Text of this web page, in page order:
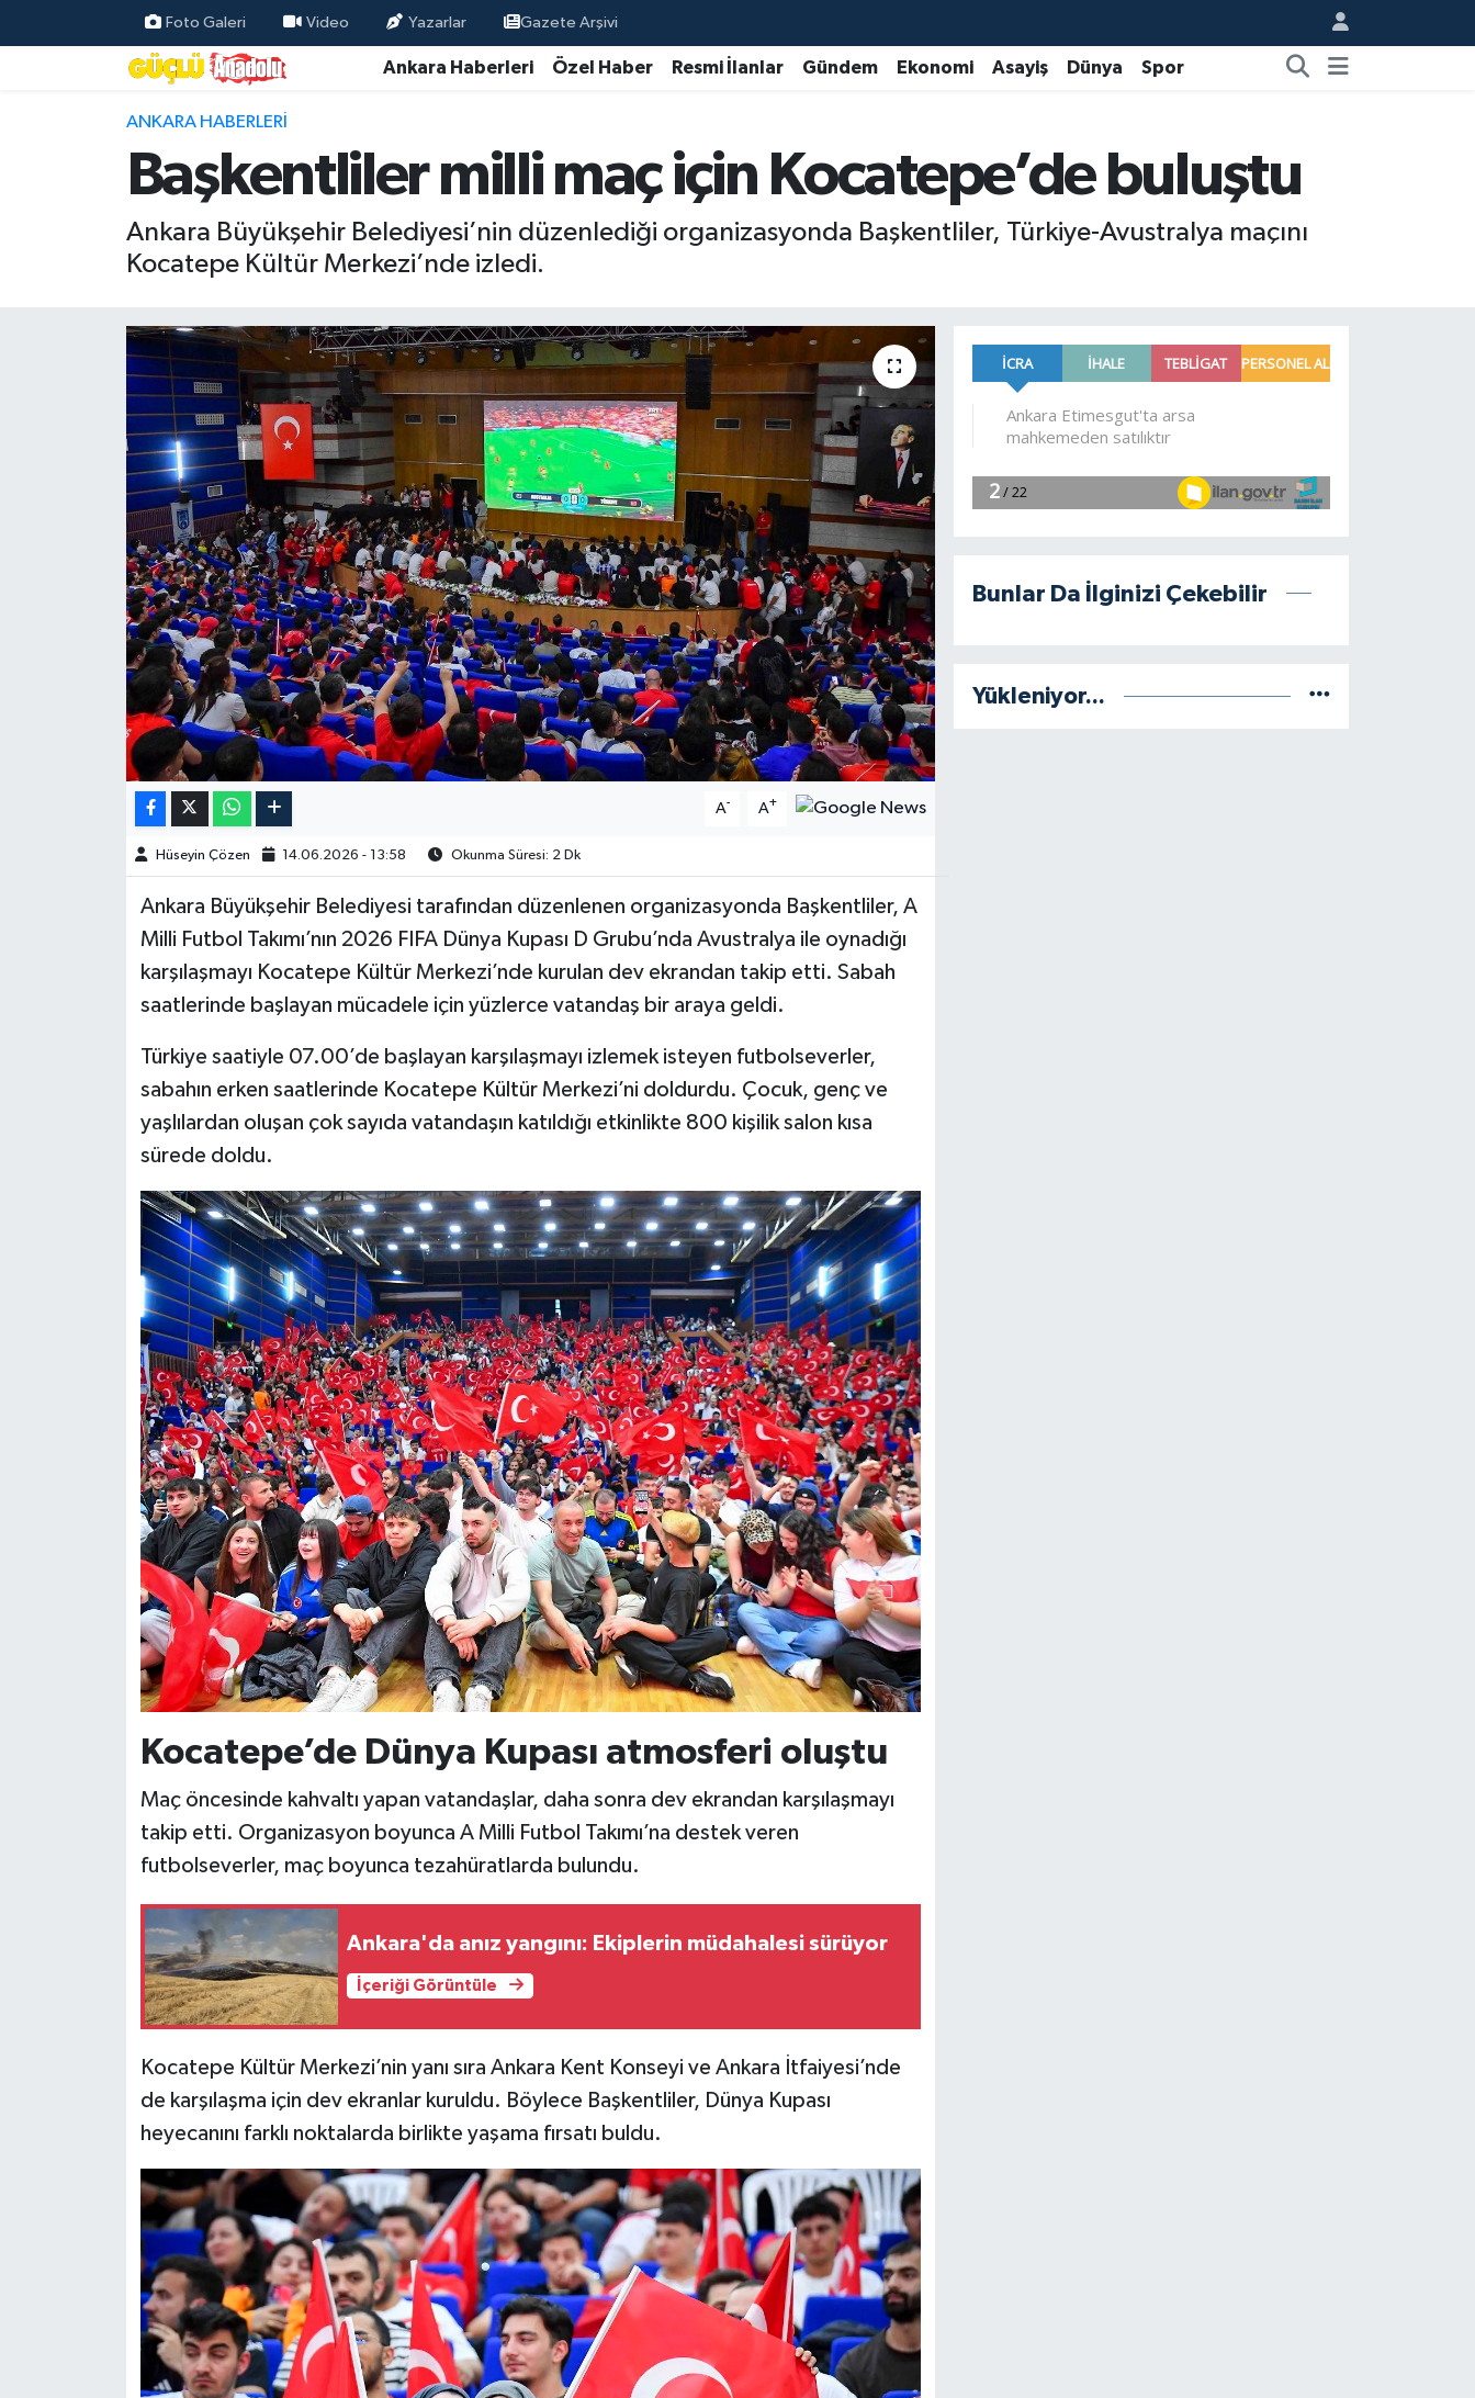
Foto Galeri Video Yazarlar Gazete Arşivi
Ankara Haberleri Özel Haber Resmi İlanlar Gündem Ekonomi Asayiş Dünya Spor
ANKARA HABERLERI
Başkentliler milli maç için Kocatepe’de buluştu
Ankara Büyükşehir Belediyesi’nin düzenlediği organizasyonda Başkentliler, Türkiye-Avustralya maçını
Kocatepe Kültür Merkezi’nde izledi.
A- A+
Hüseyin Çözen 14.06.2026 - 13:58 Okunma Süresi: 2 Dk
Ankara Büyükşehir Belediyesi tarafından düzenlenen organizasyonda Başkentliler, A
Milli Futbol Takımı’nın 2026 FIFA Dünya Kupası D Grubu’nda Avustralya ile oynadığı
karşılaşmayı Kocatepe Kültür Merkezi’nde kurulan dev ekrandan takip etti. Sabah
saatlerinde başlayan mücadele için yüzlerce vatandaş bir araya geldi.
Türkiye saatiyle 07.00’de başlayan karşılaşmayı izlemek isteyen futbolseverler,
sabahın erken saatlerinde Kocatepe Kültür Merkezi’ni doldurdu. Çocuk, genç ve
yaşlılardan oluşan çok sayıda vatandaşın katıldığı etkinlikte 800 kişilik salon kısa
sürede doldu.
Kocatepe’de Dünya Kupası atmosferi oluştu
Maç öncesinde kahvaltı yapan vatandaşlar, daha sonra dev ekrandan karşılaşmayı
takip etti. Organizasyon boyunca A Milli Futbol Takımı’na destek veren
futbolseverler, maç boyunca tezahüratlarda bulundu.
Ankara'da anız yangını: Ekiplerin müdahalesi sürüyor
İçeriği Görüntüle
Kocatepe Kültür Merkezi’nin yanı sıra Ankara Kent Konseyi ve Ankara İtfaiyesi’nde
de karşılaşma için dev ekranlar kuruldu. Böylece Başkentliler, Dünya Kupası
heyecanını farklı noktalarda birlikte yaşama fırsatı buldu.
Bunlar Da İlginizi Çekebilir
Yükleniyor...
Özel Haber
Resmi İlanlar
Ekonomi
Magazin
Burç Yorumları
Hava Durumu
Kim kimdir?
Teknoloji
Televizyon
Yaşam-Çevre